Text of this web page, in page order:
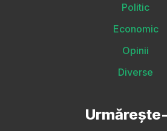
Politic
Economic
Opinii
Diverse